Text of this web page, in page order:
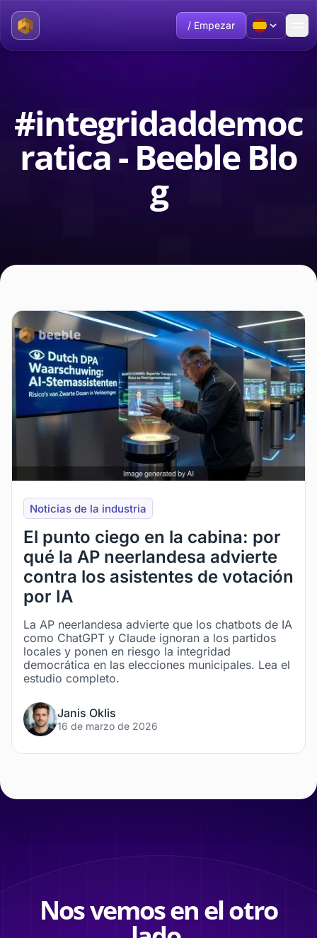
/ Empezar
#integridaddemoc
ratica - Beeble Blo
g
Noticias de la industria
El punto ciego en la cabina: por
qué la AP neerlandesa advierte
contra los asistentes de votación
por IA
La AP neerlandesa advierte que los chatbots de IA
como ChatGPT y Claude ignoran a los partidos
locales y ponen en riesgo la integridad
democrática en las elecciones municipales. Lea el
estudio completo.
Janis Oklis
16 de marzo de 2026
Nos vemos en el otro